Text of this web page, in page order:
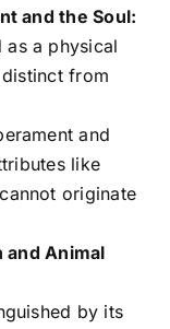
and the Soul:
as a physical
from
and
like
originate
and Animal
by its